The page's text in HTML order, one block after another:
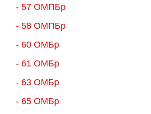
- 57 ОМПБр
- 58 ОМПБр
- 60 ОМБр
- 61 ОМБр
- 63 ОМБр
- 65 ОМБр